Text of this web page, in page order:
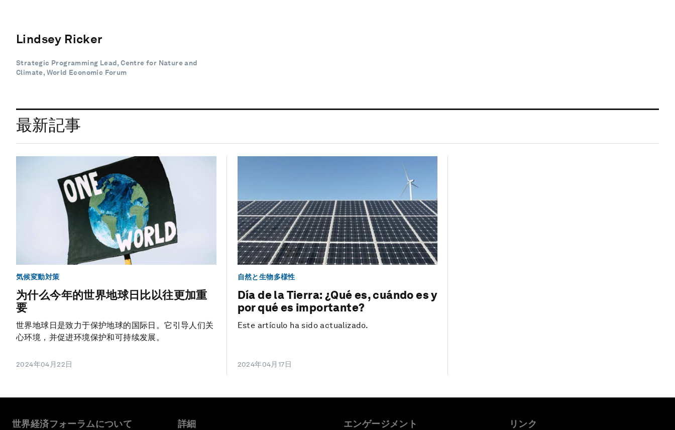
Lindsey Ricker
Strategic Programming Lead, Centre for Nature and
Climate, World Economic Forum
最新記事
気候変動対策
为什么今年的世界地球日比以往更加重
要
世界地球日是致力于保护地球的国际日。它引导人们关
心环境，并促进环境保护和可持续发展。
2024年04月22日
自然と生物多様性
Día de la Tierra: ¿Qué es, cuándo es y
por qué es importante?
Este artículo ha sido actualizado.
2024年04月17日
世界経済フォーラムについて 詳細 エンゲージメント リンク